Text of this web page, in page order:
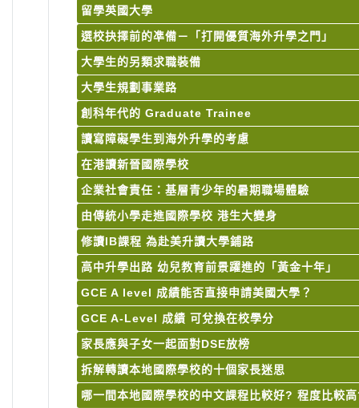
留學英國大學
選校抉擇前的凖備－「打開優質海外升學之門」
大學生的另類求職裝備
大學生規劃事業路
創科年代的 Graduate Trainee
讀寫障礙學生到海外升學的考慮
在港讀新晉國際學校
企業社會責任：基層青少年的暑期職場體驗
由傳統小學走進國際學校 港生大變身
修讀IB課程 為赴美升讀大學鋪路
高中升學出路 幼兒教育前景躍進的「黃金十年」
GCE A level 成績能否直接申請美國大學？
GCE A-Level 成績 可兌換在校學分
家長應與子女一起面對DSE放榜
拆解轉讀本地國際學校的十個家長迷思
哪一間本地國際學校的中文課程比較好? 程度比較